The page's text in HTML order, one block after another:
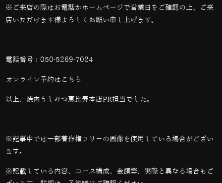
※ご来店の際はお電話かホームページで営業日をご確認の上、ご来
店いただけます様よろしくお願い申し上げます。
電話番号： 050-5269-7024
オンライン予約は こちら
以上、焼肉うしみつ恵比寿本店PR担当でした。
※記事中では一部著作権フリーの画像を使用している場合がござい
ます。
※記載している内容、コース構成、金額等、実際と異なる場合もご